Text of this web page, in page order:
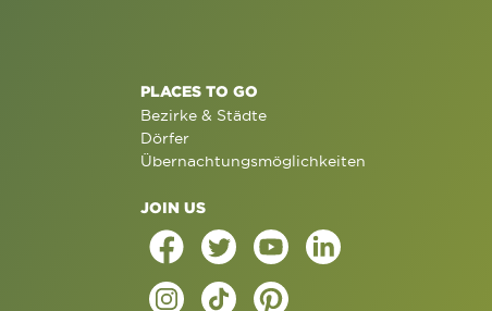
PLACES TO GO
Bezirke & Städte
Dörfer
Übernachtungsmöglichkeiten
JOIN US